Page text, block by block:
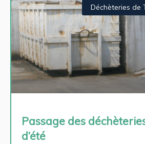
Déchèteries de
Passage des
d’été